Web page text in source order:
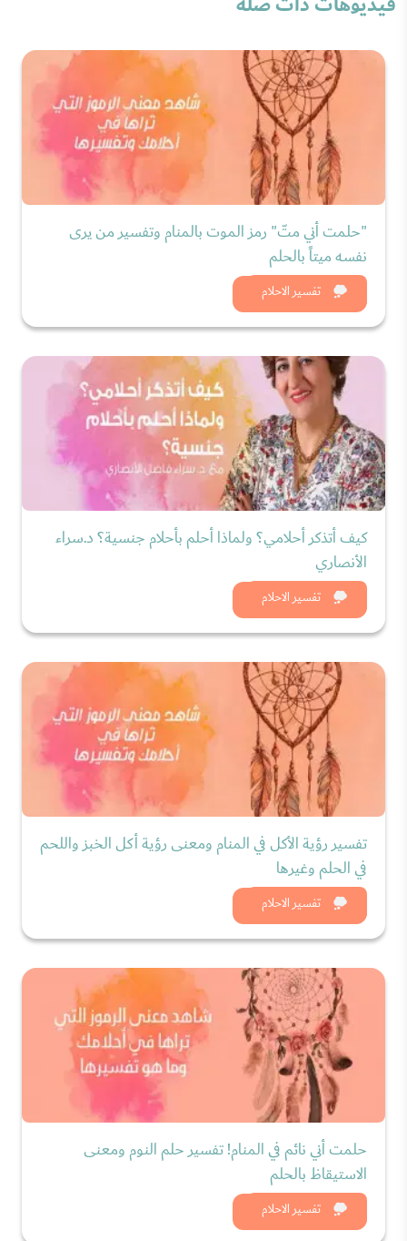
تفسير الاحلام
"حلمت أني متّ" رمز الموت بالمنام وتفسير من يرى
نفسه ميتاً بالحلم
شاهد الان
تفسير الاحلام
كيف أتذكر أحلامي؟ ولماذا أحلم بأحلام جنسية؟ د.سراء
الأنصاري
شاهد الان
تفسير الاحلام
تفسير رؤية الأكل في المنام ومعنى رؤية أكل الخبز واللحم
في الحلم وغيرها
شاهد الان
تفسير الاحلام
حلمت أني نائم في المنام! تفسير حلم النوم ومعنى
الاستيقاظ بالحلم
شاهد الان